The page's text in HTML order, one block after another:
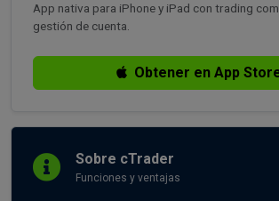
App nativa para iPhone y iPad con trading
gestión de cuenta.
Obtener en App
Sobre cTrader
Funciones y ventajas